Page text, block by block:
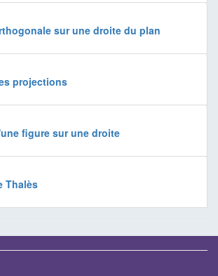
sur une droite du plan
projections
figure sur une droite
Thalès